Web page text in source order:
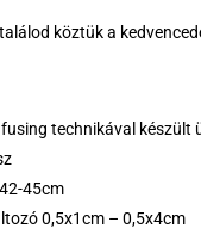
köztük a
fusing technikával készült
42-45cm
0,5x1cm – 0,5x4cm